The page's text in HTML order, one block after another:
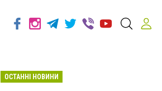
ОСТАННІ НОВИНИ